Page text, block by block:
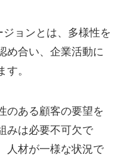
ョンとは、多様性を
め合い、企業活動に
。
のある顧客の要望を
みは必要不可欠で
人材が一様な状況で